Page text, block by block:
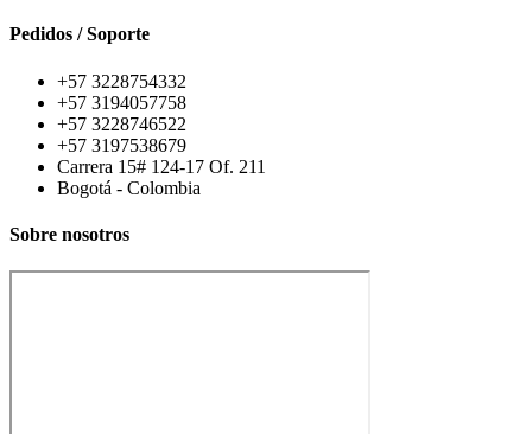
Pedidos / Soporte
+57 3228754332
+57 3194057758
+57 3228746522
+57 3197538679
Carrera 15# 124-17 Of. 211
Bogotá - Colombia
Sobre nosotros